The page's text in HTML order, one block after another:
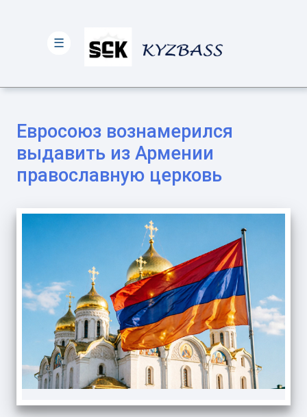
Евросоюз вознамерился
выдавить из Армении
православную церковь
☰